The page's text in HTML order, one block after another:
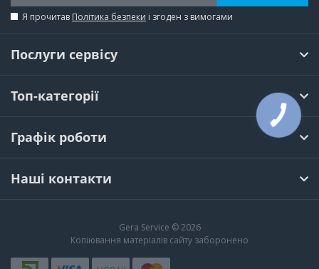
Я прочитав Політика безпеки і згоден з вимогами
Послуги сервісу
Топ-категорії
Графік роботи
Наші контакти
Gera Service © 2026
Копіювання матеріалів сайту заборонено
КНОПКА
ЗВ'ЯЗКУ